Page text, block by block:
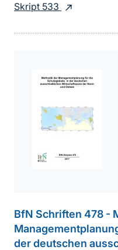
Skript 533
BfN Schriften 478 -
der deutschen